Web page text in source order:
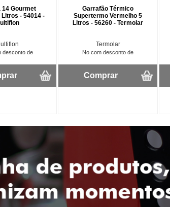
14 Gourmet
Litros - 54014 -
desconto de
Garrafão Térmico
Supertermo Vermelho 5
Litros - 56260 - Termolar
Termolar
No com desconto de
Comprar